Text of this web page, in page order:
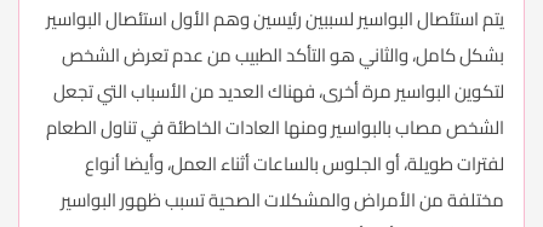
يتم استئصال البواسير لسببين رئيسين وهم الأول استئصال البواسير
بشكل كامل، والثاني هو التأكد الطبيب من عدم تعرض الشخص
لتكوين البواسير مرة أخرى، فهناك العديد من الأسباب التي تجعل
الشخص مصاب بالبواسير ومنها العادات الخاطئة في تناول الطعام
لفترات طويلة، أو الجلوس بالساعات أثناء العمل، وأيضا أنواع
مختلفة من الأمراض والمشكلات الصحية تسبب ظهور البواسير